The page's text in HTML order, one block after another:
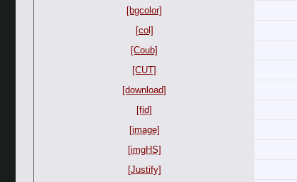
[bgcolor]
[col]
[Coub]
[CUT]
[download]
[fid]
[image]
[imgHS]
[Justify]